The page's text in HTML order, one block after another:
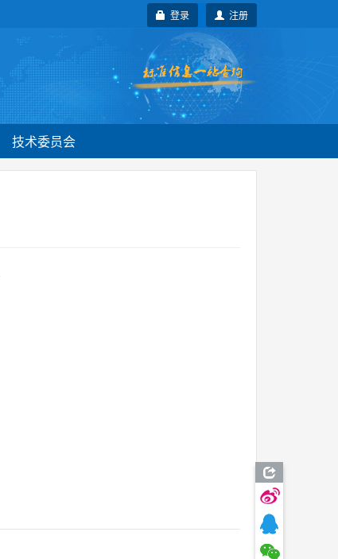
注册
登录
技术委员会